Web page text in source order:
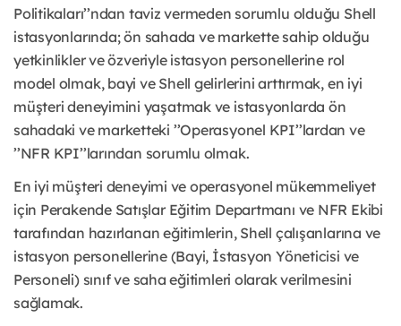
Politikaları’’ndan taviz vermeden sorumlu olduğu Shell
istasyonlarında; ön sahada ve markette sahip olduğu
yetkinlikler ve özveriyle istasyon personellerine rol
model olmak, bayi ve Shell gelirlerini arttırmak, en iyi
müşteri deneyimini yaşatmak ve istasyonlarda ön
sahadaki ve marketteki ’’Operasyonel KPI’’lardan ve
’’NFR KPI’’larından sorumlu olmak.
En iyi müşteri deneyimi ve operasyonel mükemmeliyet
için Perakende Satışlar Eğitim Departmanı ve NFR Ekibi
tarafından hazırlanan eğitimlerin, Shell çalışanlarına ve
istasyon personellerine (Bayi, İstasyon Yöneticisi ve
Personeli) sınıf ve saha eğitimleri olarak verilmesini
sağlamak.